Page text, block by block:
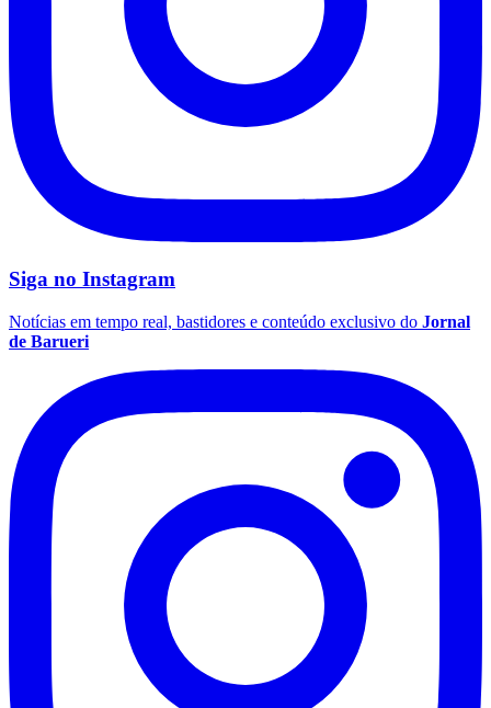
Flamengo
Siga no Instagram
Notícias em tempo real, bastidores e conteúdo exclusivo do Jornal
de Barueri